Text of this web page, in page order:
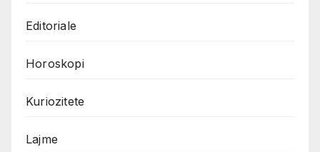
Editoriale
Horoskopi
Kuriozitete
Lajme